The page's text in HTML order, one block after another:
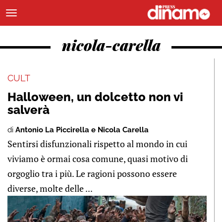
nicola-carella
CULT
Halloween, un dolcetto non vi
salverà
di Antonio La Piccirella e Nicola Carella
Sentirsi disfunzionali rispetto al mondo in cui
viviamo è ormai cosa comune, quasi motivo di
orgoglio tra i più. Le ragioni possono essere
diverse, molte delle ...